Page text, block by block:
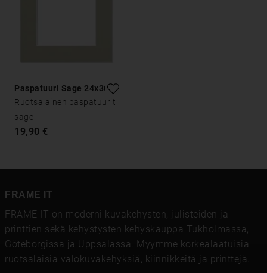
Paspatuuri Sage 24x30
Ruotsalainen paspatuurit
sage
19,90 €
FRAME IT
FRAME IT on moderni kuvakehysten, julisteiden ja
printtien sekä kehystysten kehyskauppa Tukholmassa,
Göteborgissa ja Uppsalassa. Myymme korkealaatuisia
ruotsalaisia ​​valokuvakehyksiä, kiinnikkeitä ja printtejä.